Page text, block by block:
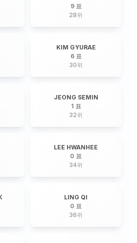
9 표
28위
KIM GYURAE
6 표
30위
JEONG SEMIN
1 표
32위
LEE HWANHEE
0 표
34위
LING QI
0 표
36위